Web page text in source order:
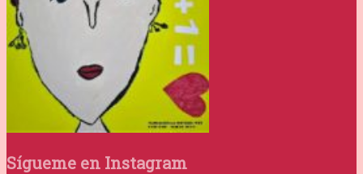
Sígueme en Instagram